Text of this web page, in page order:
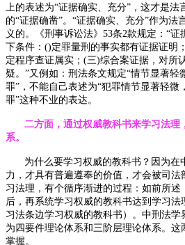
上的表述为“证据确实、充分”，这才是
的“证据确凿”。“证据确实、充分”作为法
义的。《刑事诉讼法》 53条2款规定：“证
下条件： ()定罪量刑的事实都有证据证明；
定程序查证属实； (三)综合案证据，对所
疑。”又例如：刑法条文规定“情节显著轻
罪”，不能自己表述为“犯罪情节显著轻微
罪”这种不业的表达。
二方面，通过权威教科书来学习法理
系。
为什么要学习权威的教科书？因为在
力，才具有普遍遵奉的价值，才会被司
习法理，有个循序渐进的过程：如前所述
后，再系统学习权威的教科书达到学习
习法条边学习权威的教科书）。中刑法
为四要件理论体系和三阶层理论体系。
掌握。